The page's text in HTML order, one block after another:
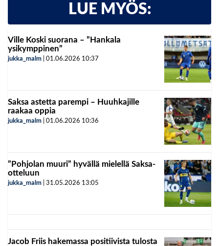
LUE MYÖS:
Ville Koski suorana – ”Hankala
ysikymppinen”
jukka_malm 01.06.2026 10:37
Saksa astetta parempi – Huuhkajille
raakaa oppia
jukka_malm 01.06.2026 10:36
”Pohjolan muuri” hyvällä mielellä Saksa-
otteluun
jukka_malm 31.05.2026 13:05
Jacob Friis hakemassa positiivista tulosta